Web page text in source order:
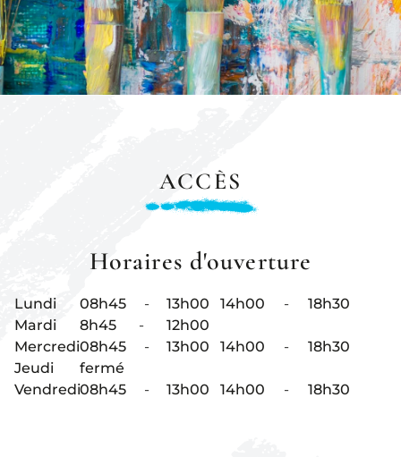
ACCÈS
Horaires d'ouverture
Lundi 08h45 - 13h00 14h00 -
18h30
Mardi
8h45 -
12h00
Mercredi08h45 - 13h00 14h00 -
18h30
Jeudi
fermé
Vendredi08h45 - 13h00 14h00 - 18h30